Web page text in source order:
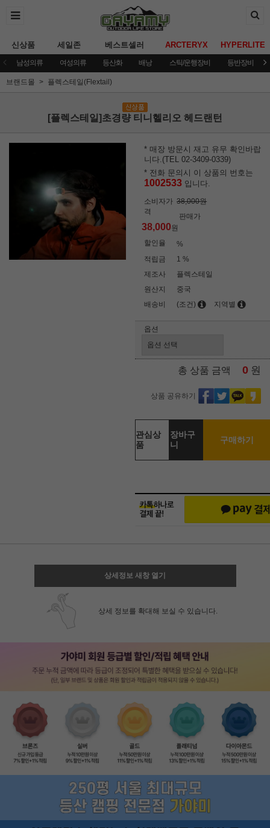
신상품 세일존 베스트셀러 ARCTERYX HYPERLITE
남성의류 여성의류 등산화 배낭 스틱/운행장비 등반장비
브랜드몰 플렉스테일(Flextail)
[플렉스테일]초경량 티니헬리오 헤드랜턴
* 매장 방문시 재고 유무 확인바랍
니다.(TEL 02-3409-0339)
* 전화 문의시 이 상품의 번호는
1002533 입니다.
소비자가
격
38,000원
판매가
38,000원
할인율
%
적립금
1 %
제조사
플렉스테일
원산지
중국
배송비
(조건) 지역별
옵션
총 상품 금액 0 원
상품 공유하기
관심상
품
장바구
니
구매하기
상세정보 새창 열기
상세 정보를 확대해 보실 수 있습니다.